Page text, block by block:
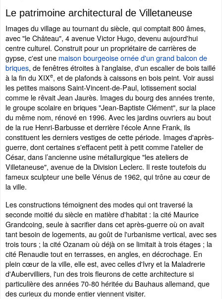
Le patrimoine architectural de Villetaneuse
Images du village au tournant du siècle, qui comptait 800 âmes,
avec "le Château", 4 avenue Victor Hugo, devenu aujourd'hui
centre culturel. Construit pour un propriétaire de carrières de
gypse, c'est une maison bourgeoise ornée d'un grand balcon de
briques, de fenêtres étroites à l'anglaise, d'un escalier de bois taillé
à la fin du XIXe, et de plafonds à caissons en bois peint. Voir aussi
les petites maisons Saint-Vincent-de-Paul, lotissement social
comme le rêvait Jean Jaurès. Images du bourg des années trente,
le groupe scolaire en briques "Jean-Baptiste Clément", sur la place
du même nom, rénové en 1996. Avec les jardins ouvriers au bout
de la rue Henri-Barbusse et derrière l'école Anne Frank, ils
constituent les derniers vestiges de cette période. Images d'après-
guerre, dont certaines s'effacent petit à petit comme l'atelier de
César, dans l’ancienne usine métallurgique "les ateliers de
Villetaneuse", avenue de la Division Leclerc. Il reste toutefois du
fameux sculpteur une belle Vénus de 1962, qui trône au cœur de
la ville.
Les constructions témoignent des modes qui ont traversé la
seconde moitié du siècle en matière d'habitat : la cité Maurice
Grandcoing, seule à sacrifier dans cet après-guerre où on avait
tant besoin de logements, au goût de l'urbanisme vertical, avec ses
trois tours ; la cité Ozanam où déjà on se limitait à trois étages ; la
cité Renaudie tout en terrasses, en angles, en décrochage. En
plein cœur de la ville, elle est, avec celles d'Ivry et la Maladrerie
d'Aubervilliers, l'un des trois fleurons de cette architecture si
particulière des années 70-80 héritée du Bauhaus allemand, que
des curieux du monde entier viennent visiter.